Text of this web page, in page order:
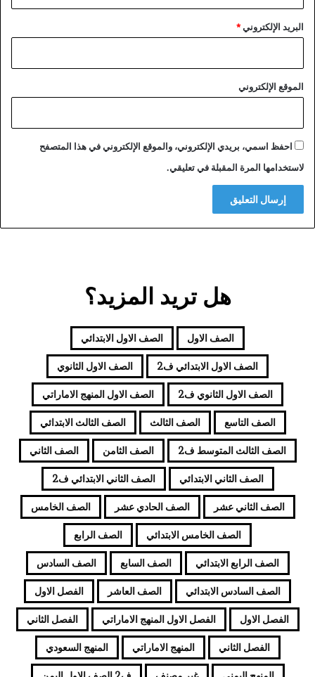
البريد الإلكتروني*
الموقع الإلكتروني
احفظ اسمي، بريدي الإلكتروني، والموقع الإلكتروني في هذا المتصفح
لاستخدامها المرة المقبلة في تعليقي.
هل تريد المزيد؟
الصف الاول الصف الاول الابتدائي
الصف الاول الابتدائي ف2 الصف الاول الثانوي
الصف الاول الثانوي ف2 الصف الاول المنهج الاماراتي
الصف التاسع الصف الثالث الصف الثالث الابتدائي
الصف الثالث المتوسط ف2 الصف الثامن الصف الثاني
الصف الثاني الابتدائي الصف الثاني الابتدائي ف2
الصف الثاني عشر الصف الحادي عشر الصف الخامس
الصف الخامس الابتدائي الصف الرابع
الصف الرابع الابتدائي الصف السابع الصف السادس
الصف السادس الابتدائي الصف العاشر الفصل الاول
الفصل الاول الفصل الاول المنهج الاماراتي الفصل الثاني
الفصل الثاني المنهج الاماراتي المنهج السعودي